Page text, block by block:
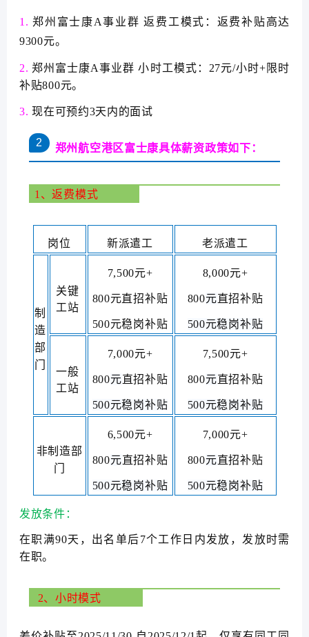
1. 郑州富士康A事业群 返费工模式：返费补贴高达
9300元。
2. 郑州富士康A事业群 小时工模式：27元/小时+限时
补贴800元。
3. 现在可预约3天内的面试
2 郑州航空港区富士康具体薪资政策如下：
1、返费模式
岗位 新派遣工 老派遣工
制
造
部
门
关键
工站
7,500元+
800元直招补贴
500元稳岗补贴
8,000元+
800元直招补贴
500元稳岗补贴
一般
工站
7,000元+
800元直招补贴
500元稳岗补贴
7,500元+
800元直招补贴
500元稳岗补贴
非制 造部
门
6,500元+
800元直招补贴
500元稳岗补贴
7,000元+
800元直招补贴
500元稳岗补贴
发放条件：
在职 满90天， 出名单后7个工作日内发放，发放时需
在职。
2、小时模式